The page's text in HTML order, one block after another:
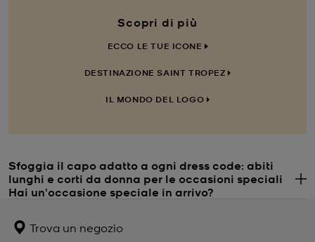
Scopri di più
ECCO LE TUE ICONE
DESTINAZIONE SAINT TROPEZ
IL MONDO DEL LOGO
Sfoggia il capo adatto a ogni dress code: abiti
lunghi e corti da donna per le occasioni speciali
Hai un'occasione speciale in arrivo?
abiti
occasioni specialipropone innumerevoli alternative pee le tue
Trova un negozio